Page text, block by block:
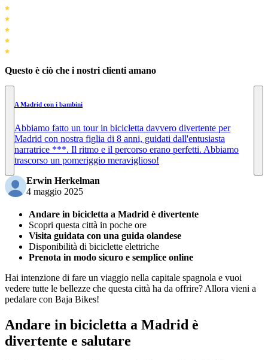
Questo è ciò che i nostri clienti amano
A Madrid con i bambini
Abbiamo fatto un tour in bicicletta davvero divertente per
Madrid con nostra figlia di 8 anni, guidati dall'entusiasta
narratrice ***. Il ritmo e il percorso erano perfetti. Abbiamo
trascorso un pomeriggio meraviglioso!
Erwin Herkelman
4 maggio 2025
Andare in bicicletta a Madrid è divertente
Scopri questa città in poche ore
Visita guidata con una guida olandese
Disponibilità di biciclette elettriche
Prenota in modo sicuro e semplice online
Hai intenzione di fare un viaggio nella capitale spagnola e vuoi
vedere tutte le bellezze che questa città ha da offrire? Allora vieni a
pedalare con Baja Bikes!
Andare in bicicletta a Madrid è
divertente e salutare